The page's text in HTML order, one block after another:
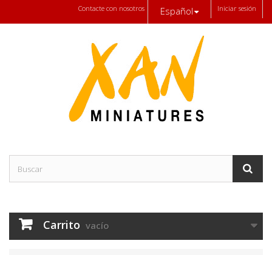
Iniciar sesión
Español
Contacte con nosotros
Carrito vacío